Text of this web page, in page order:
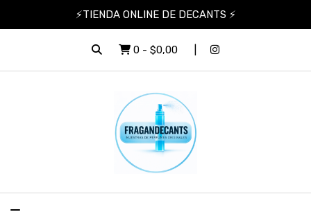
⚡TIENDA ONLINE DE DECANTS ⚡
0 - $0,00